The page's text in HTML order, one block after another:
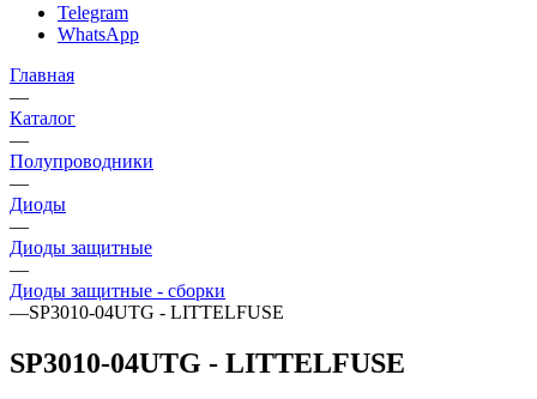
Telegram
WhatsApp
Главная
—
Каталог
—
Полупроводники
—
Диоды
—
Диоды защитные
—
Диоды защитные - сборки
—SP3010-04UTG - LITTELFUSE
SP3010-04UTG - LITTELFUSE